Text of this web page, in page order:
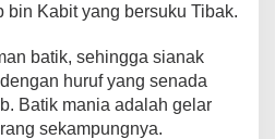
Kabit yang bersuku Tibak.
batik, sehingga sianak
huruf yang senada
Batik mania adalah gelar
sekampungnya.